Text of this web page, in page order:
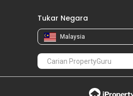
Tukar Negara
Malaysia